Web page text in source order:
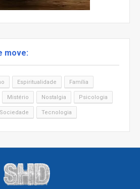
move:
Espiritualidade Família
Mistério Nostalgia Psicologia
Sociedade Tecnologia